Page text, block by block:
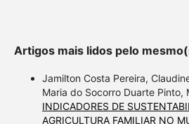
a
made.
Artigos mais lidos pelo
Jamilton Costa Pereira,
Maria do Socorro Duarte Pinto,
INDICADORES DE
AGRICULTURA FAMILIAR NO